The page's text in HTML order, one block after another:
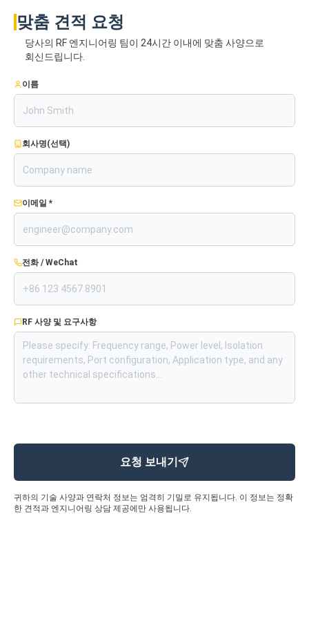
맞춤 견적 요청
당사의 RF 엔지니어링 팀이 24시간 이내에 맞춤 사양으로
회신드립니다.
이름
회사명(선택)
이메일 *
전화 / WeChat
RF 사양 및 요구사항
요청 보내기
귀하의 기술 사양과 연락처 정보는 엄격히 기밀로 유지됩니다. 이 정보는 정확
한 견적과 엔지니어링 상담 제공에만 사용됩니다.